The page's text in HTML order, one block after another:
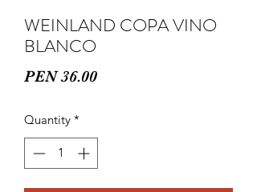
WEINLAND COPA VINO
BLANCO
PEN 36.00Price
Quantity *